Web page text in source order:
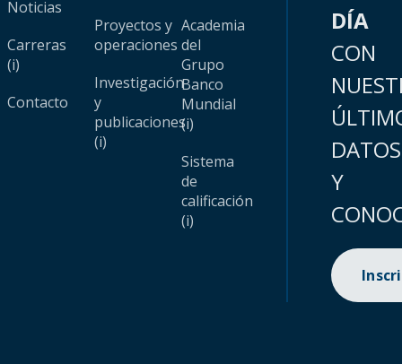
Noticias
Carreras
(i)
Contacto
Proyectos y
operaciones
Investigación
y
publicaciones
(i)
Academia
del
Grupo
Banco
Mundial
(i)
Sistema
de
calificación
(i)
DÍA
CON
DATOS
Y